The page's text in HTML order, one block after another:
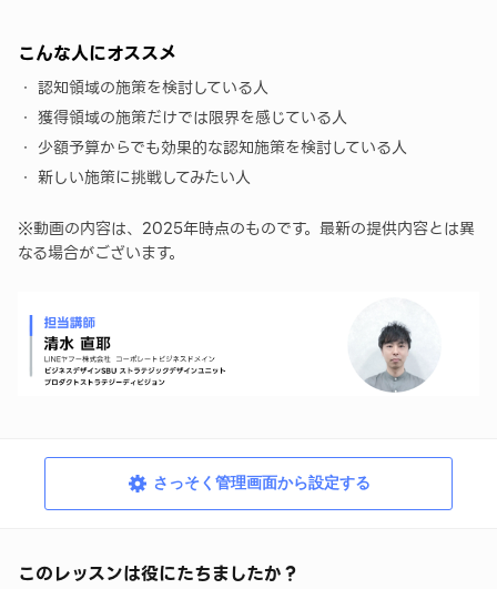
こんな人にオススメ
認知領域の施策を検討している人
獲得領域の施策だけでは限界を感じている人
少額予算からでも効果的な認知施策を検討している人
新しい施策に挑戦してみたい人
※動画の内容は、2025年時点のものです。最新の提供内容とは異
なる場合がございます。
さっそく管理画面から設定する
このレッスンは役にたちましたか？